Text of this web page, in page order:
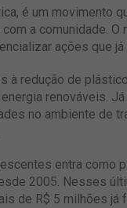
é um movimento
a comunidade.
ações que
à redução de
renováveis.
no ambiente de
entra como
2005. Nesses
de R$ 5 milhões